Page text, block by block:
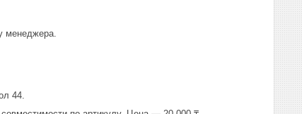
менеджера.
44.